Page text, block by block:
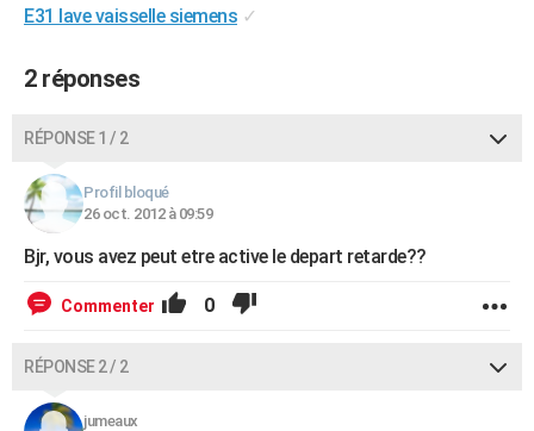
GUIDES D'ACHAT
BONS PLANS
Dictionnaire
Biographies
Citations
Expressions
Proverbes
PROGRAMME TV
COPAINS D'AVANT
S'inscrire
Se connecter
Lycées
Collèges
Primaires
Universités
Entreprises
Service militaire
Avis de recherche
AVIS DE DÉCÈS
FORUM
Bricolage
Lifestyle
Culture
Sport
Auto
Television
Voyage
Cinema
E31 lave vaisselle siemens ✓
2 réponses
RÉPONSE 1 / 2
Profil bloqué
26 oct. 2012 à 09:59
Bjr, vous avez peut etre active le depart retarde??
Commenter 0
RÉPONSE 2 / 2
jumeaux